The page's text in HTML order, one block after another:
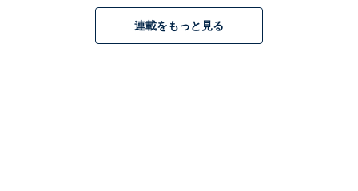
連載をもっと見る